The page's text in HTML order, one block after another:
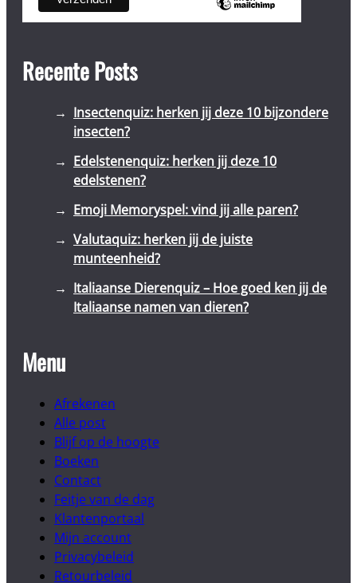
Recente Posts
Insectenquiz: herken jij deze 10 bijzondere
insecten?
Edelstenenquiz: herken jij deze 10
edelstenen?
Emoji Memoryspel: vind jij alle paren?
Valutaquiz: herken jij de juiste
munteenheid?
Italiaanse Dierenquiz – Hoe goed ken jij de
Italiaanse namen van dieren?
Menu
Afrekenen
Alle post
Blijf op de hoogte
Boeken
Contact
Feitje van de dag
Klantenportaal
Mijn account
Privacybeleid
Retourbeleid